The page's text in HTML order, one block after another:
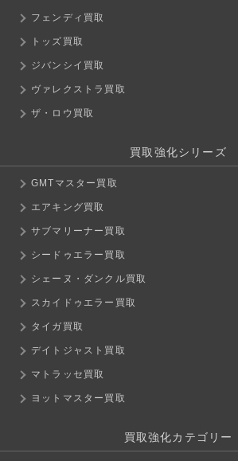
フェンディ買取
トッズ買取
ジバンシイ買取
ヴァレクストラ買取
ザ・ロウ買取
買取強化シリーズ
GMTマスター買取
エアキング買取
サブマリーナー買取
シードゥエラー買取
シェーヌ・ダンクル買取
スカイドゥエラー買取
タイガ買取
デイトジャスト買取
マトラッセ買取
ヨットマスター買取
買取強化カテゴリー